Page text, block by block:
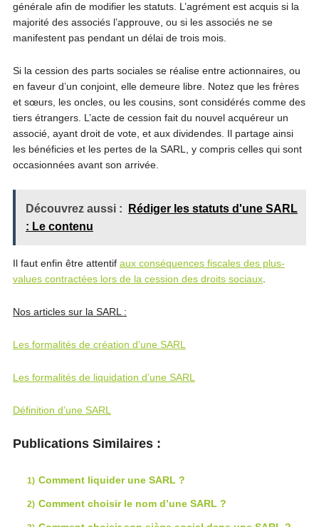
générale afin de modifier les statuts. L’agrément est acquis si la
majorité des associés l’approuve, ou si les associés ne se
manifestent pas pendant un délai de trois mois.
Si la cession des parts sociales se réalise entre actionnaires, ou
en faveur d’un conjoint, elle demeure libre. Notez que les frères
et sœurs, les oncles, ou les cousins, sont considérés comme des
tiers étrangers. L’acte de cession fait du nouvel acquéreur un
associé, ayant droit de vote, et aux dividendes. Il partage ainsi
les bénéficies et les pertes de la SARL, y compris celles qui sont
occasionnées avant son arrivée.
Découvrez aussi :
Rédiger les statuts d'une SARL
: Le contenu
Il faut enfin être attentif aux conséquences fiscales des plus-
values contractées lors de la cession des droits sociaux.
Nos articles sur la SARL :
Les formalités de création d’une SARL
Les formalités de liquidation d’une SARL
Définition d’une SARL
Publications Similaires :
Comment liquider une SARL ?
Comment choisir le nom d’une SARL ?